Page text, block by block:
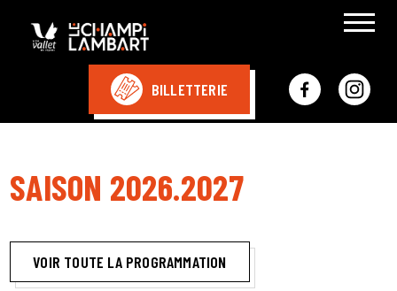
BILLETTERIE
SAISON 2026.2027
VOIR TOUTE LA PROGRAMMATION